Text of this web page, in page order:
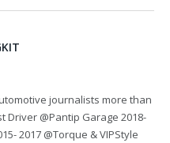
journalists more than
Driver @Pantip Garage 2018-
2017 @Torque & VIPStyle